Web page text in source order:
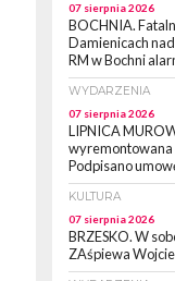
07 sierpnia 2026
BOCHNIA.
Damienicach
RM w Bochni
WYDARZENIA
07 sierpnia 2026
LIPNICA
wyremontowana
Podpisano
KULTURA
07 sierpnia 2026
BRZESKO. W
ZAśpiewa